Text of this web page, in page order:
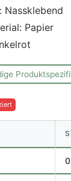
Nassklebend
Papier